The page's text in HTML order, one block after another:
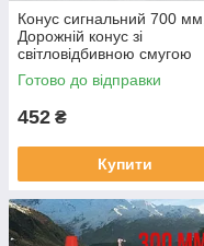
Конус сигнальний 700 мм,
Дорожній конус зі
світловідбивною смугою
Готово до відправки
452 ₴
Купити